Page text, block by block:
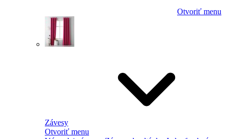
Otvoriť menu
Závesy
Otvoriť menu